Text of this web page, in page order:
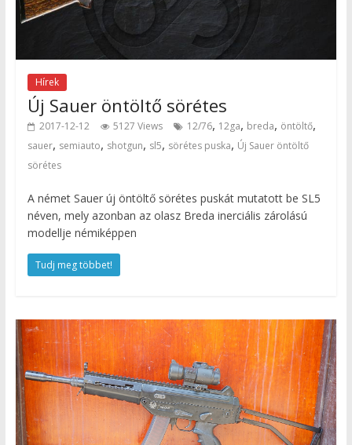
Hírek
Új Sauer öntöltő sörétes
2017-12-12 5127 Views 12/76, 12ga, breda, öntöltő,
sauer, semiauto, shotgun, sl5, sörétes puska, Új Sauer öntöltő
sörétes
A német Sauer új öntöltő sörétes puskát mutatott be SL5
néven, mely azonban az olasz Breda inerciális zárolású
modellje némiképpen
Tudj meg többet!